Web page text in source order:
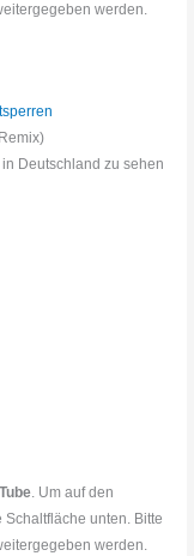
werden.
Deutschland zu sehen
. Um auf den
unten. Bitte
werden.